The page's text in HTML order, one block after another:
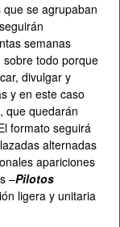
se agrupaban
semanas
todo porque
divulgar y
y en este caso
que quedarán
formato seguirá
alternadas
apariciones
–Pilotos
ligera y unitaria